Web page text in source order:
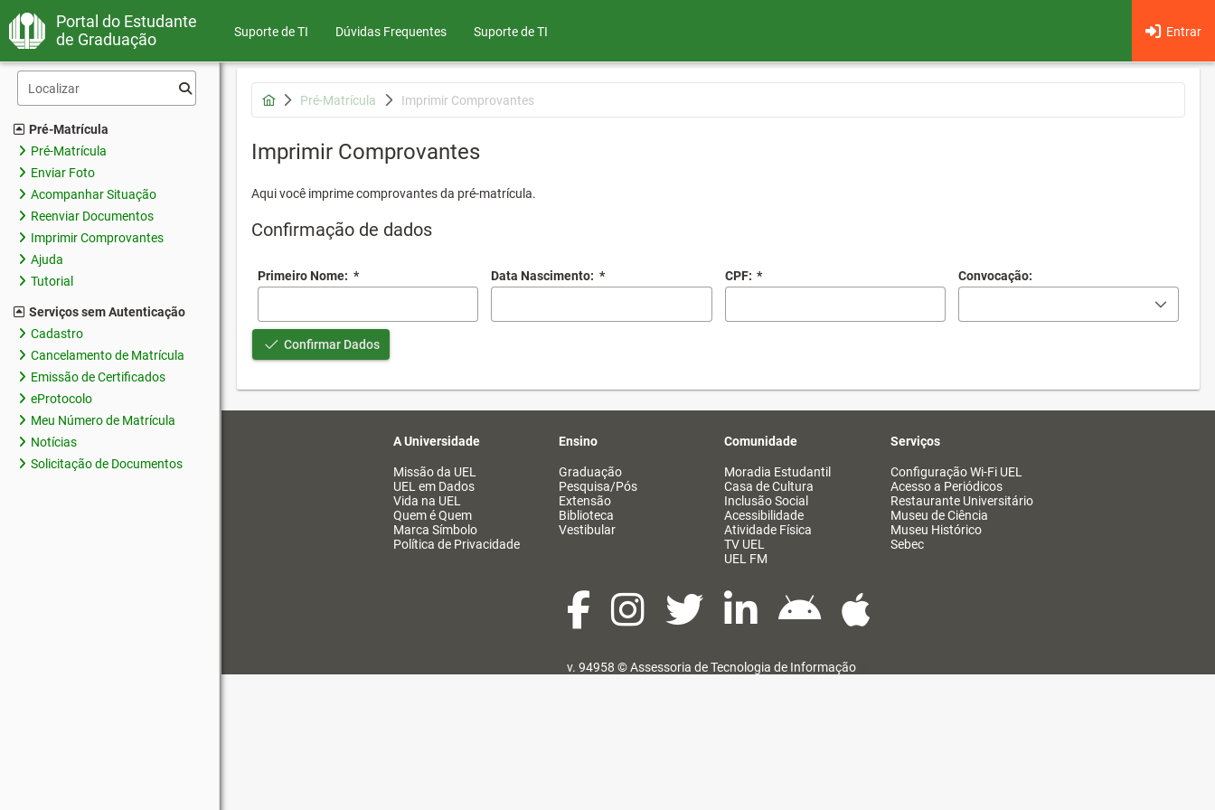
Portal do Estudante
de Graduação
Suporte de TI Dúvidas Frequentes Entrar
Suporte de TI
Pré-Matrícula
Pré-Matrícula
Enviar Foto
Acompanhar Situação
Reenviar Documentos
Imprimir Comprovantes
Ajuda
Tutorial
Serviços sem Autenticação
Cadastro
Cancelamento de Matrícula
Emissão de Certificados
eProtocolo
Meu Número de Matrícula
Notícias
Solicitação de Documentos
Pré-Matrícula Imprimir Comprovantes
Imprimir Comprovantes
Aqui você imprime comprovantes da pré-matrícula.
Confirmação de dados
Primeiro Nome: * Data Nascimento: * CPF: * Convocação:
Confirmar Dados
A Universidade
Missão da UEL
UEL em Dados
Vida na UEL
Quem é Quem
Marca Símbolo
Política de Privacidade
Ensino
Graduação
Pesquisa/Pós
Extensão
Biblioteca
Vestibular
Comunidade
Moradia Estudantil
Casa de Cultura
Inclusão Social
Acessibilidade
Atividade Física
TV UEL
UEL FM
Serviços
Configuração Wi-Fi UEL
Acesso a Periódicos
Restaurante Universitário
Museu de Ciência
Museu Histórico
Sebec
v. 94958 ©Assessoria de Tecnologia de Informação